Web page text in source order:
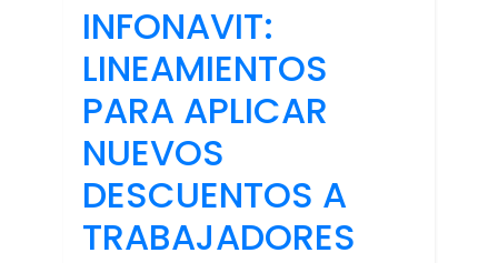
INFONAVIT:
LINEAMIENTOS
PARA APLICAR
NUEVOS
DESCUENTOS A
TRABAJADORES